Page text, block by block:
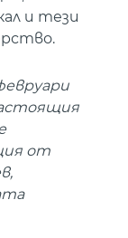
и тези
от